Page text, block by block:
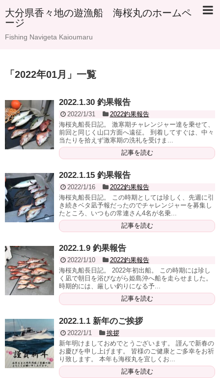
大分県香々地の遊漁船 海桜丸のホームペ
ージ
Fishing Navigeta Kaioumaru
「 2022年01月 」 一覧
2022.1.30 釣果報告
2022/1/31
2022釣果報告
海桜丸船長日記。 激寒期チャレンジャー達を乗せて、
前回と同じく山口方面へ遠征。 到着してすぐは、中々
当たりを拾えず激寒期の洗礼を受けま...
記事を読む
2022.1.15 釣果報告
2022/1/16
2022釣果報告
海桜丸船長日記。 この時期としては珍しく、先週に引
き続きベタ凪予報だったのでチャレンジャーを募集し
たところ、いつもの常連さん4名が名乗...
記事を読む
2022.1.9 釣果報告
2022/1/10
2022釣果報告
海桜丸船長日記。 2022年初出船。 この時期には珍し
く凪で朝日を浴びながら姫島沖へ船を走らせました。
時期的には、厳しい釣りになる予...
記事を読む
2022.1.1 新年のご挨拶
2022/1/1
挨拶
新年明けましておめでとうございます。 謹んで新春の
お慶びを申し上げます。 皆様のご健康とご多幸をお祈
り致します。 本年も海桜丸を宜しくお...
記事を読む